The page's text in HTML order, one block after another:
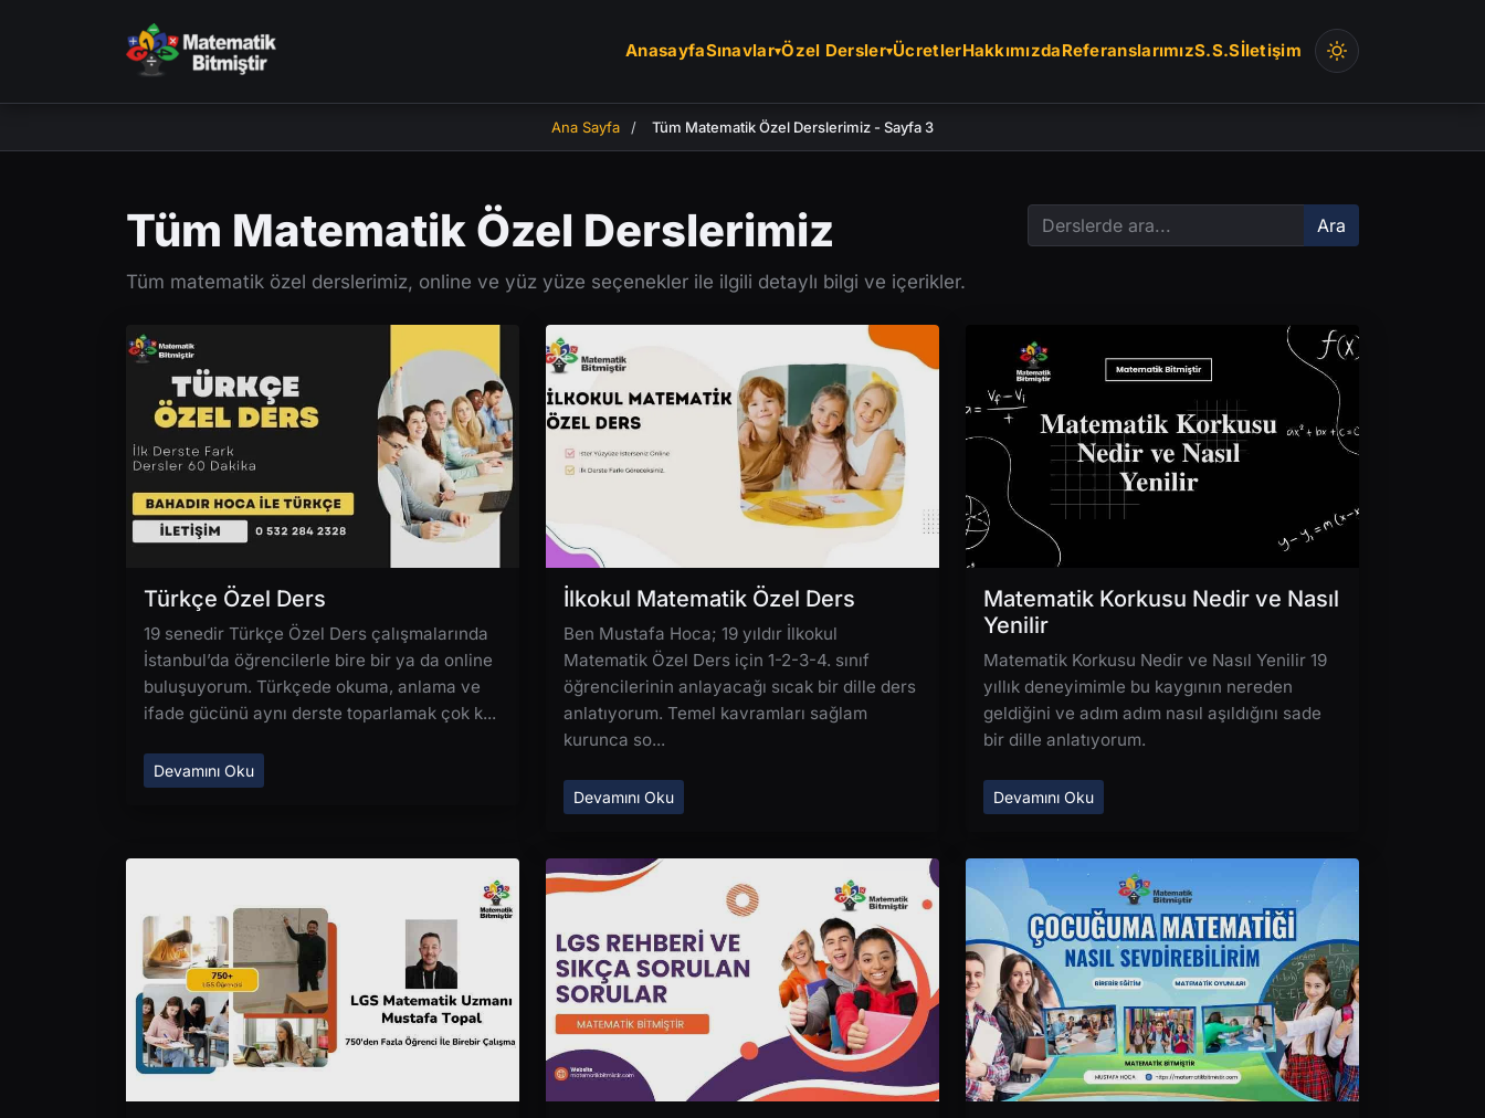
AnasayfaSınavlar Özel Dersler ÜcretlerHakkımızdaReferanslarımızS.S.Sİletişim
Ana Sayfa / Tüm Matematik Özel Derslerimiz - Sayfa 3
Tüm Matematik Özel Derslerimiz
Tüm matematik özel derslerimiz, online ve yüz yüze seçenekler ile ilgili detaylı bilgi ve içerikler.
Ara
Türkçe Özel Ders
19 senedir Türkçe Özel Ders çalışmalarında
İstanbul’da öğrencilerle bire bir ya da online
buluşuyorum. Türkçede okuma, anlama ve
ifade gücünü aynı derste toparlamak çok k...
Devamını Oku
İlkokul Matematik Özel Ders
Ben Mustafa Hoca; 19 yıldır İlkokul
Matematik Özel Ders için 1-2-3-4. sınıf
öğrencilerinin anlayacağı sıcak bir dille ders
anlatıyorum. Temel kavramları sağlam
kurunca so...
Devamını Oku
Matematik Korkusu Nedir ve Nasıl
Yenilir
Matematik Korkusu Nedir ve Nasıl Yenilir 19
yıllık deneyimimle bu kaygının nereden
geldiğini ve adım adım nasıl aşıldığını sade
bir dille anlatıyorum.
Devamını Oku